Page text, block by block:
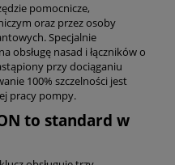
pomocnicze,
oraz przez osoby
Specjalnie
obsługę nasad i łączników o
przy dociąganiu
100% szczelności jest
pracy pompy.
to standard w